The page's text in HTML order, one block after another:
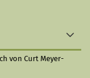
von Curt Meyer-